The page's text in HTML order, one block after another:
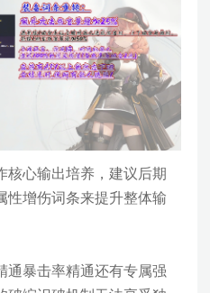
核心输出培养，建议后期
性增伤词条来提升整体输
通暴击率精通还有专属强